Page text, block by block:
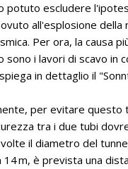
potuto escludere
all'esplosione della
Per ora, la causa
sono i lavori di scavo in
in dettaglio il
per evitare questo
tra i due tubi
il diametro del
m, è prevista una